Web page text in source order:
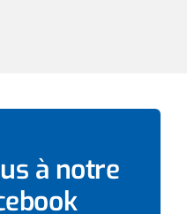
à notre